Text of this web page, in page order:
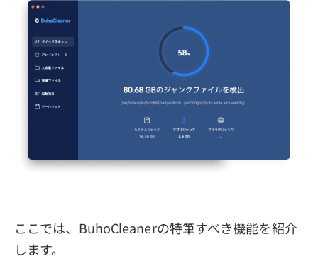
ここでは、BuhoCleanerの特筆すべき機能を紹介
します。